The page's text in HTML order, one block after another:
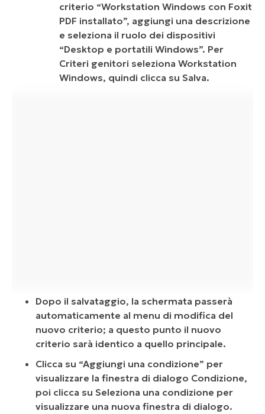
criterio “Workstation Windows con Foxit
PDF installato”, aggiungi una descrizione
e seleziona il ruolo dei dispositivi
“Desktop e portatili Windows”. Per
Criteri genitori seleziona Workstation
Windows, quindi clicca su Salva.
Dopo il salvataggio, la schermata passerà
automaticamente al menu di modifica del
nuovo criterio; a questo punto il nuovo
criterio sarà identico a quello principale.
Clicca su “Aggiungi una condizione” per
visualizzare la finestra di dialogo Condizione,
poi clicca su Seleziona una condizione per
visualizzare una nuova finestra di dialogo.